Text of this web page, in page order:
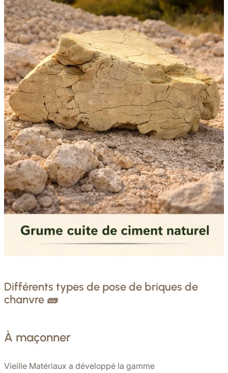
Différents types de pose de briques de
chanvre 🧱
À maçonner
Vieille Matériaux a développé la gamme